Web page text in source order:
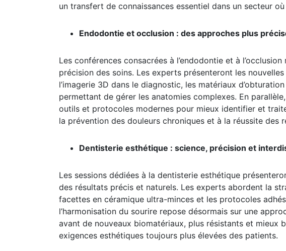
un transfert de connaissances essentiel dans un secteur
Endodontie et occlusion : des approches plus
Les conférences consacrées à l’endodontie et à
précision des soins. Les experts présenteront les
l’imagerie 3D dans le diagnostic, les matériaux
permettant de gérer les anatomies complexes. En
outils et protocoles modernes pour mieux identifier et
la prévention des douleurs chroniques et à la réussite des
Dentisterie esthétique : science, précision et
Les sessions dédiées à la dentisterie esthétique
des résultats précis et naturels. Les experts abordent la
facettes en céramique ultra-minces et les protocoles
l’harmonisation du sourire repose désormais sur une
avant de nouveaux biomatériaux, plus résistants et mieux
exigences esthétiques toujours plus élevées des patients.